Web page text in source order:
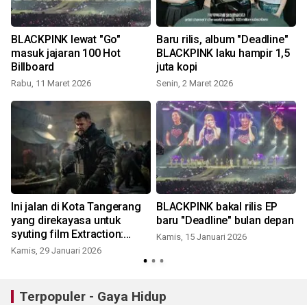
BLACKPINK lewat "Go"
masuk jajaran 100 Hot
Billboard
Rabu, 11 Maret 2026
Baru rilis, album "Deadline"
BLACKPINK laku hampir 1,5
juta kopi
Senin, 2 Maret 2026
Ini jalan di Kota Tangerang
yang direkayasa untuk
syuting film Extraction:
Tygo
Kamis, 29 Januari 2026
BLACKPINK bakal rilis EP
baru "Deadline" bulan depan
Kamis, 15 Januari 2026
Terpopuler - Gaya Hidup